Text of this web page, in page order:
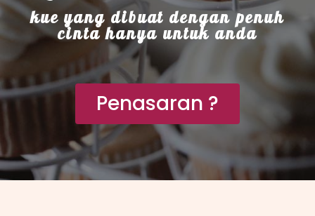
kue yang dibuat dengan penuh
cinta hanya untuk anda
Penasaran ?